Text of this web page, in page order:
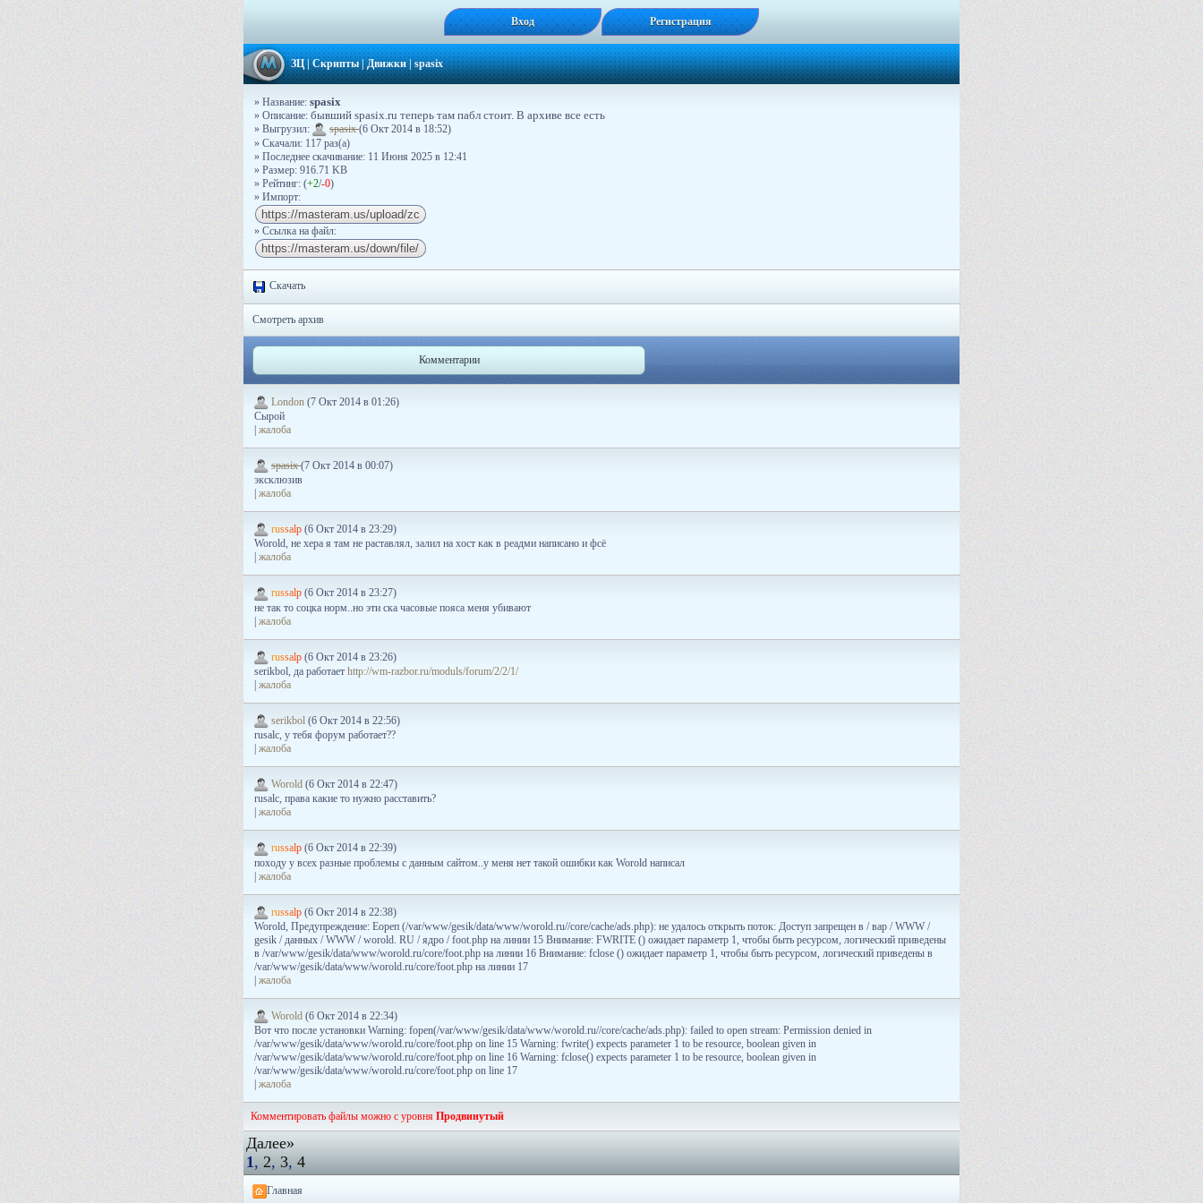
Вход Регистрация
ЗЦ|Скрипты|Движки|spasix
» Название: spasix
» Описание: бывший spasix.ru теперь там пабл стоит. В архиве все есть
» Выгрузил:
spasix(6 Окт 2014 в 18:52)
» Скачали: 117 раз(a)
» Последнее скачивание: 11 Июня 2025 в 12:41
» Размер: 916.71 KB
» Рейтинг: (+2/-0)
» Импорт:
» Ссылка на файл:
Скачать
Смотреть архив
Комментарии
London (7 Окт 2014 в 01:26)
Сырой
| жалоба
spasix(7 Окт 2014 в 00:07)
эксклюзив
жалоба
russalp (6 Окт 2014 в 23:29)
Worold, не хера я там не раставлял, залил на хост как в реадми написано и фсё
жалоба
russalp (6 Окт 2014 в 23:27)
не так то соцка норм..но эти ска часовые пояса меня убивают
| жалоба
russalp (6 Окт 2014 в 23:26)
serikbol, да работает http://wm-razbor.ru/moduls/forum/2/2/1/
| жалоба
serikbol (6 Окт 2014 в 22:56)
rusalc, у тебя форум работает??
жалоба
Worold (6 Окт 2014 в 22:47)
rusalc, права какие то нужно расставить?
жалоба
russalp (6 Окт 2014 в 22:39)
походу у всех разные проблемы с данным сайтом..у меня нет такой ошибки как Worold написал
| жалоба
russalp (6 Окт 2014 в 22:38)
Worold, Предупреждение: Еореп (/var/www/gesik/data/www/worold.ru//core/cache/ads.php): не удалось открыть поток: Доступ запрещен в / вар / WWW /
gesik / данных / WWW / worold. RU / ядро / foot.php на линии 15 Внимание: FWRITE () ожидает параметр 1, чтобы быть ресурсом, логический приведены
в /var/www/gesik/data/www/worold.ru/core/foot.php на линии 16 Внимание: fclose () ожидает параметр 1, чтобы быть ресурсом, логический приведены в
/var/www/gesik/data/www/worold.ru/core/foot.php на линии 17
| жалоба
Worold (6 Окт 2014 в 22:34)
Вот что после установки Warning: fopen(/var/www/gesik/data/www/worold.ru//core/cache/ads.php): failed to open stream: Permission denied in
/var/www/gesik/data/www/worold.ru/core/foot.php on line 15 Warning: fwrite() expects parameter 1 to be resource, boolean given in
/var/www/gesik/data/www/worold.ru/core/foot.php on line 16 Warning: fclose() expects parameter 1 to be resource, boolean given in
/var/www/gesik/data/www/worold.ru/core/foot.php on line 17
жалоба
Комментировать файлы можно с уровня Продвинутый
Далее»
1, 2, 3, 4
Главная